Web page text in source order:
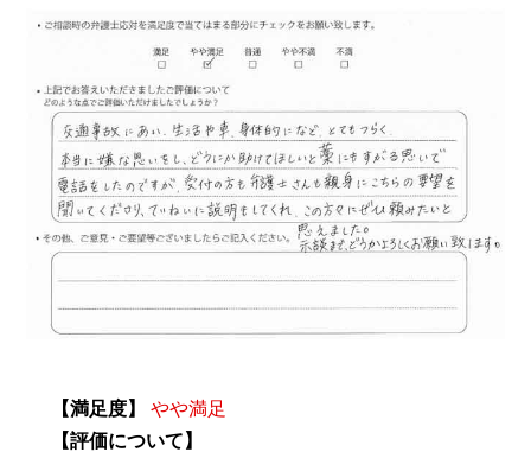
【満足度】
やや満足
【評価について】